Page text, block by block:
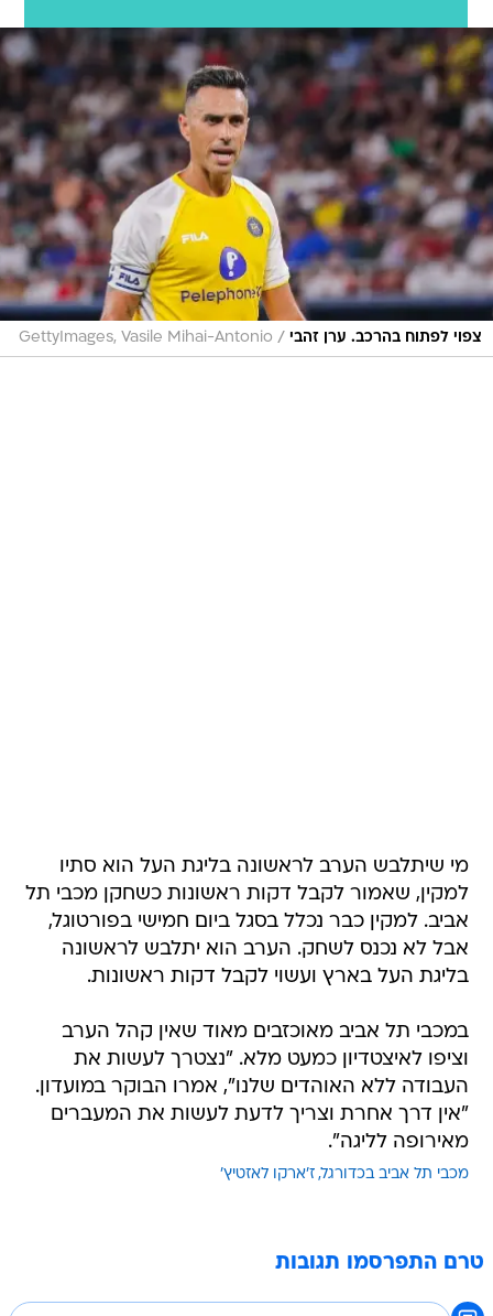
צפוי לפתוח בהרכב. ערן זהבי /
GettyImages, Vasile Mihai-Antonio
מי שיתלבש הערב לראשונה בליגת העל הוא סתיו
למקין, שאמור לקבל דקות ראשונות כשחקן מכבי תל
אביב. למקין כבר נכלל בסגל ביום חמישי בפורטוגל,
אבל לא נכנס לשחק. הערב הוא יתלבש לראשונה
בליגת העל בארץ ועשוי לקבל דקות ראשונות.
במכבי תל אביב מאוכזבים מאוד שאין קהל הערב
וציפו לאיצטדיון כמעט מלא. "נצטרך לעשות את
העבודה ללא האוהדים שלנו", אמרו הבוקר במועדון.
"אין דרך אחרת וצריך לדעת לעשות את המעברים
מאירופה לליגה".
מכבי תל אביב בכדורגל ז'ארקו לאזטיץ'
טרם התפרסמו תגובות